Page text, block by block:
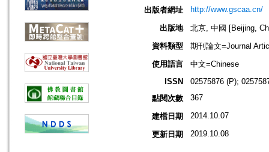
出版者網址
http://www.gscaa.cn/
出版地
北京, 中國 [Beijing,
資料類型
期刊論文=Journal
使用語言
中文=Chinese
ISSN
02575876 (P);
點閱次數
367
建檔日期 2014.10.07
更新日期 2019.10.08